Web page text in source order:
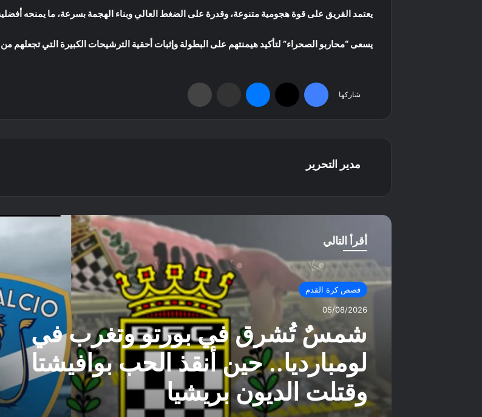
يعتمد الفريق على قوة هجومية متنوعة، وقدرة على الضغط العالي وبناء الهجمة بسرعة، ما يمنحه
يسعى “محاربو الصحراء” لتأكيد هيمنتهم على البطولة وإثبات أحقية الترشيحات الكبيرة التي تجعلهم من
شاركها
مدير التحرير
أقرأ التالي
قصص كرة القدم
05/08/2026
شمسٌ تُشرق في بورتو وتغرب في
لومبارديا.. حين أنقذ الحب بوافيشتا
وقتلت الديون بريشيا